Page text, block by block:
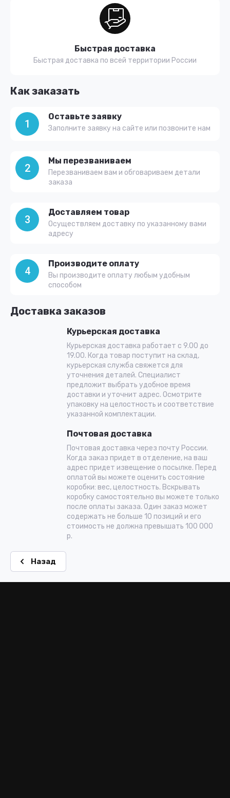
Доставка заказов
Курьерская доставка
Курьерская доставка работает с 9.00 до
19.00. Когда товар поступит на склад,
курьерская служба свяжется для
уточнения деталей. Специалист
предложит выбрать удобное время
доставки и уточнит адрес. Осмотрите
упаковку на целостность и соответствие
указанной комплектации.
Почтовая доставка
Почтовая доставка через почту России.
Когда заказ придет в отделение, на ваш
адрес придет извещение о посылке. Перед
оплатой вы можете оценить состояние
коробки: вес, целостность. Вскрывать
коробку самостоятельно вы можете только
после оплаты заказа. Один заказ может
содержать не больше 10 позиций и его
стоимость не должна превышать 100 000
р.
Как заказать
1
Оставьте заявку
Заполните заявку на сайте или позвоните нам
2
Мы перезваниваем
Перезваниваем вам и обговариваем детали
заказа
3
Доставляем товар
Осуществляем доставку по указанному вами
адресу
4
Производите оплату
Вы производите оплату любым удобным
способом
Быстрая доставка
Быстрая доставка по всей территории России
Назад